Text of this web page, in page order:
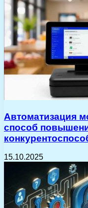
Автоматизация
способ
15.10.2025